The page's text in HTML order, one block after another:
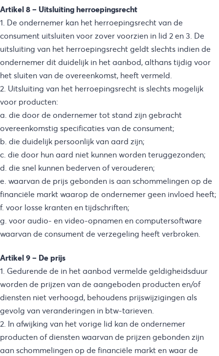
Artikel 8 – Uitsluiting herroepingsrecht
1. De ondernemer kan het herroepingsrecht van de
consument uitsluiten voor zover voorzien in lid 2 en 3. De
uitsluiting van het herroepingsrecht geldt slechts indien de
ondernemer dit duidelijk in het aanbod, althans tijdig voor
het sluiten van de overeenkomst, heeft vermeld.
2. Uitsluiting van het herroepingsrecht is slechts mogelijk
voor producten:
a. die door de ondernemer tot stand zijn gebracht
overeenkomstig specificaties van de consument;
b. die duidelijk persoonlijk van aard zijn;
c. die door hun aard niet kunnen worden teruggezonden;
d. die snel kunnen bederven of verouderen;
e. waarvan de prijs gebonden is aan schommelingen op de
financiële markt waarop de ondernemer geen invloed heeft;
f. voor losse kranten en tijdschriften;
g. voor audio- en video-opnamen en computersoftware
waarvan de consument de verzegeling heeft verbroken.
Artikel 9 – De prijs
1. Gedurende de in het aanbod vermelde geldigheidsduur
worden de prijzen van de aangeboden producten en/of
diensten niet verhoogd, behoudens prijswijzigingen als
gevolg van veranderingen in btw-tarieven.
2. In afwijking van het vorige lid kan de ondernemer
producten of diensten waarvan de prijzen gebonden zijn
aan schommelingen op de financiële markt en waar de